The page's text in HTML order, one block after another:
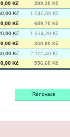
Kč 399,30 Kč
Kč 1 040,60 Kč
Kč 689,70 Kč
Kč 1 234,20 Kč
Kč 350,90 Kč
Kč 2 105,40 Kč
Kč 556,60 Kč
Renovace